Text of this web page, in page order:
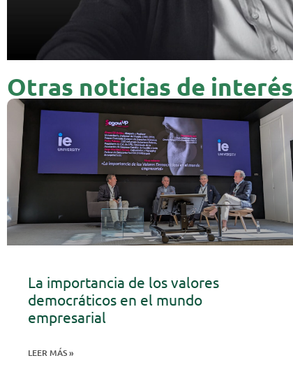
Otras noticias de interés
La importancia de los valores
democráticos en el mundo
empresarial
LEER MÁS »